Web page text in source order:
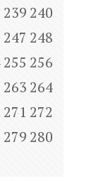
239 240
247 248
255 256
263 264
271 272
279 280